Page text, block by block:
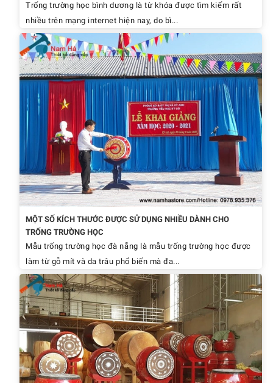
Trống trường học bình dương là từ khóa được tìm kiếm rất
nhiều trên mạng internet hiện nay, do bì...
MỘT SỐ KÍCH THƯỚC ĐƯỢC SỬ DỤNG NHIỀU DÀNH CHO
TRỐNG TRƯỜNG HỌC
Mẫu trống trường học đà nẵng là mẫu trống trường học được
làm từ gỗ mít và da trâu phổ biến mà đa...